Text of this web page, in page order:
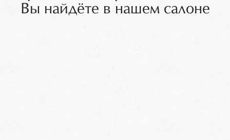
Вы найдёте в нашем салоне